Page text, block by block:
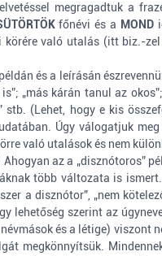
megragadtuk a
főnévi és a MOND
való utalás (itt biz.-
és a leírásán
„más kárán tanul az
stb. (Lehet, hogy e kis
Úgy válogatjuk
való utalások és nem
az a „disznótoros”
több változata is
a disznótor”, „nem
lehetőség szerint az
és a létige)
megkönnyítsük.